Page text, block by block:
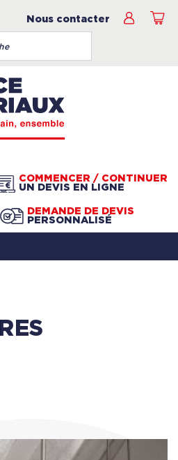
Nous contacter
COMMENCER / CONTINUER
UN DEVIS EN LIGNE
DEMANDE DE DEVIS
PERSONNALISÉ